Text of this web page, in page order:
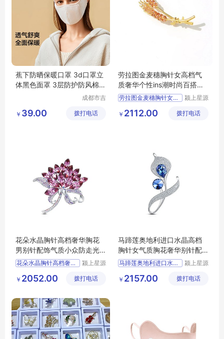
蕉下防晒保暖口罩 3d口罩立
体黑色面罩 3层防护防风棉口
成都市吉
技有限公
￥ 39.00 拨打电话
劳拉图金麦穗胸针女高档气
质奢华个性ins潮时尚百搭大
气胸花别针
劳拉图金麦穗胸针女高档气
颍上星源
有限公司
￥ 2112.00 拨打电话
花朵水晶胸针高档奢华胸花
男别针配饰气质小众防走光
胸针扣女春季
花朵水晶胸针高档奢华胸花
颍上星源
有限公司
￥ 2052.00 拨打电话
马蹄莲奥地利进口水晶高档
胸针女气质胸花奢华别针配
饰圣诞节礼物
马蹄莲奥地利进口水晶高档
颍上星源
有限公司
￥ 2157.00 拨打电话